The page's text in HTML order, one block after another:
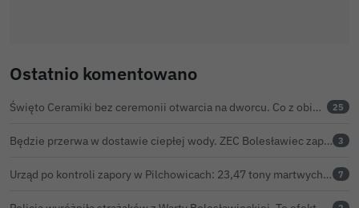
Ostatnio komentowano
Święto Ceramiki bez ceremonii otwarcia na dworcu. Co z obietnicą prezydenta Bolesławca? 25
Będzie przerwa w dostawie ciepłej wody. ZEC Bolesławiec zapowiada prace remontowe 3
Urząd po kontroli zapory w Pilchowicach: 23,47 tony martwych ryb i zawiadomienie do prokuratury 7